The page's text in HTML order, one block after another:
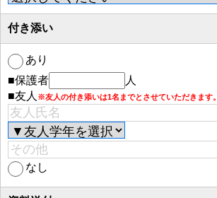
付き添い
あり
■保護者
人
■友人 ※友人の付き添いは1名までとさせていただきます。
なし